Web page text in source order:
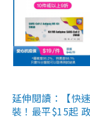
延伸閱讀：【快
裝！最平$15起